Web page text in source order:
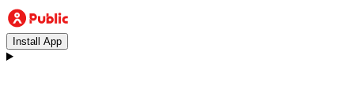
Install App